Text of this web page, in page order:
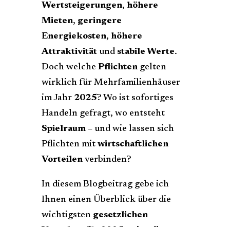
Wertsteigerungen, höhere
Mieten, geringere
Energiekosten, höhere
Attraktivitätund stabile Werte.
Doch welche Pflichtengelten
wirklich für Mehrfamilienhäuser
im Jahr 2025? Wo ist sofortiges
Handeln gefragt, wo entsteht
Spielraum– und wie lassen sich
Pflichten mit wirtschaftlichen
Vorteilenverbinden?
In diesem Blogbeitrag gebe ich
Ihnen einen Überblick über die
wichtigsten gesetzlichen